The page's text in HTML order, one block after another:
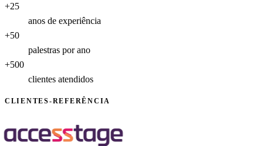
+25
anos de experiência
+50
palestras por ano
+500
clientes atendidos
CLIENTES-REFERÊNCIA